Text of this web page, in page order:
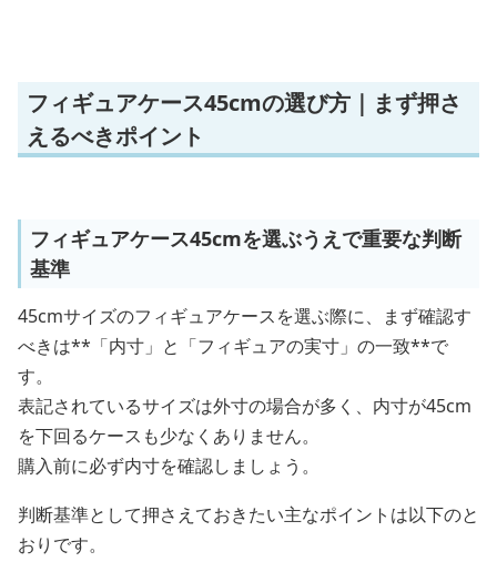
フィギュアケース45cmの選び方｜まず押さ
えるべきポイント
フィギュアケース45cmを選ぶうえで重要な判断
基準
45cmサイズのフィギュアケースを選ぶ際に、まず確認す
べきは**「内寸」と「フィギュアの実寸」の一致**で
す。
表記されているサイズは外寸の場合が多く、内寸が45cm
を下回るケースも少なくありません。
購入前に必ず内寸を確認しましょう。
判断基準として押さえておきたい主なポイントは以下のと
おりです。